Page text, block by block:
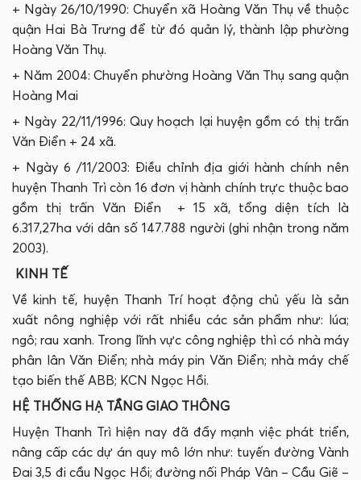
+ Ngày 26/10/1990: Chuyển xã Hoàng Văn Thụ về thuộc
quận Hai Bà Trưng để từ đó quản lý, thành lập phường
Hoàng Văn Thụ.
+ Năm 2004: Chuyển phường Hoàng Văn Thụ sang quận
Hoàng Mai
+ Ngày 22/11/1996: Quy hoạch lại huyện gồm có thị trấn
Văn Điển + 24 xã.
+ Ngày 6 /11/2003: Điều chỉnh địa giới hành chính nên
huyện Thanh Trì còn 16 đơn vị hành chính trực thuộc bao
gồm thị trấn Văn Điển + 15 xã, tổng diện tích là
6.317,27ha với dân số 147.788 người (ghi nhận trong năm
2003).
KINH TẾ
Về kinh tế, huyện Thanh Trí hoạt động chủ yếu là sản
xuất nông nghiệp với rất nhiều các sản phẩm như: lúa;
ngô; rau xanh. Trong lĩnh vực công nghiệp thì có nhà máy
phân lân Văn Điển; nhà máy pin Văn Điển; nhà máy chế
tạo biến thế ABB; KCN Ngọc Hồi.
HỆ THỐNG HẠ TẦNG GIAO THÔNG
Huyện Thanh Trì hiện nay đã đẩy mạnh việc phát triển,
nâng cấp các dự án quy mô lớn như: tuyến đường Vành
Đai 3,5 đi cầu Ngọc Hồi; đường nối Pháp Vân – Cầu Giẽ –